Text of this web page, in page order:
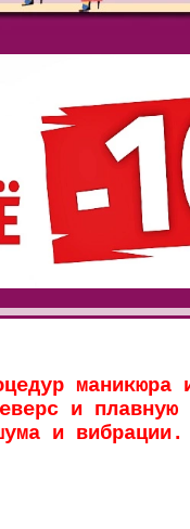
маникюра
и плавную
и вибрации.